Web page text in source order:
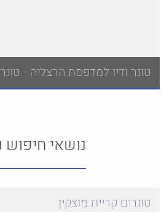
טונר ודיו למדפסת הרצליה -
נושאי חיפוש
טונרים קריית מוצקין